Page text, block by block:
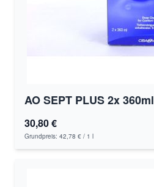
AO SEPT PLUS 2x 360ml
30,80 €
Grundpreis: 42,78 € / 1 l